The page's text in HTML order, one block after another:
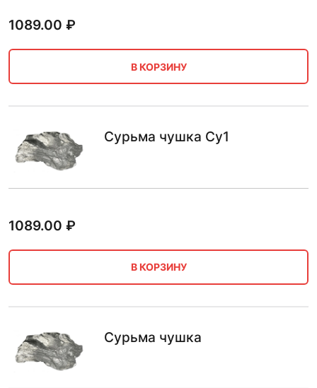
1089.00 ₽
В КОРЗИНУ
Сурьма чушка Су1
1089.00 ₽
В КОРЗИНУ
Сурьма чушка